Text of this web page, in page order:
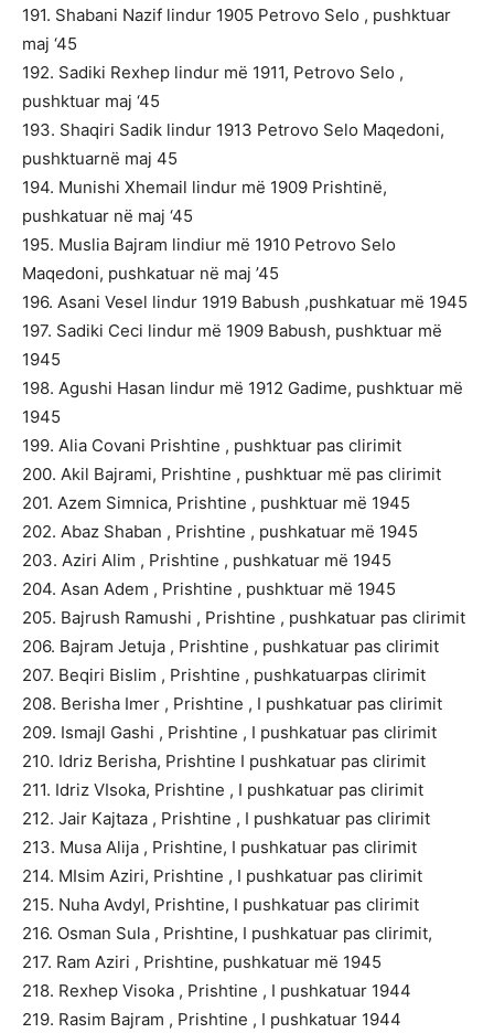
191. Shabani Nazif lindur 1905 Petrovo Selo , pushktuar
maj ‘45
192. Sadiki Rexhep lindur më 1911, Petrovo Selo ,
pushktuar maj ‘45
193. Shaqiri Sadik lindur 1913 Petrovo Selo Maqedoni,
pushktuarnë maj 45
194. Munishi Xhemail lindur më 1909 Prishtinë,
pushkatuar në maj ‘45
195. Muslia Bajram lindiur më 1910 Petrovo Selo
Maqedoni, pushkatuar në maj ’45
196. Asani Vesel lindur 1919 Babush ,pushkatuar më 1945
197. Sadiki Ceci lindur më 1909 Babush, pushktuar më
1945
198. Agushi Hasan lindur më 1912 Gadime, pushktuar më
1945
199. Аlia Covani Prishtine , pushktuar pas clirimit
200. Akil Bajrami, Prishtine , pushktuar më pas clirimit
201. Azem Simnica, Prishtine , pushktuar më 1945
202. Abaz Shaban , Prishtine , pushkatuar më 1945
203. Aziri Alim , Prishtine , pushkatuar më 1945
204. Asan Adem , Prishtine , pushktuar më 1945
205. Bajrush Ramushi , Prishtine , pushkatuar pas clirimit
206. Bajram Jetuja , Prishtine , pushkatuar pas clirimit
207. Beqiri Bislim , Prishtine , pushkatuarpas clirimit
208. Berisha Imer , Prishtine , I pushkatuar pas clirimit
209. Ismajl Gashi , Prishtine , I pushkatuar pas clirimit
210. Idriz Berisha, Prishtine I pushkatuar pas clirimit
211. Idriz VIsoka, Prishtine , I pushkatuar pas clirimit
212. Jair Kajtaza , Prishtine , I pushkatuar pas clirimit
213. Musa Alija , Prishtine, I pushkatuar pas clirimit
214. MIsim Aziri, Prishtine , I pushkatuar pas clirimit
215. Nuha Avdyl, Prishtine, I pushkatuar pas clirimit
216. Osman Sula , Prishtine, I pushkatuar pas clirimit,
217. Ram Aziri , Prishtine, pushkatuar më 1945
218. Rexhep Visoka , Prishtine , I pushkatuar 1944
219. Rasim Bajram , Prishtine , I pushkatuar 1944